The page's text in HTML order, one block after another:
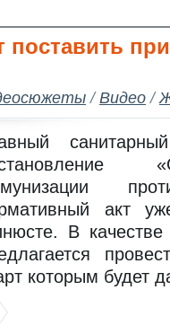
/Видео/
акт
В
которым будет